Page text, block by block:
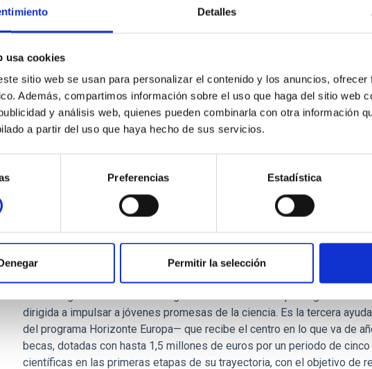
Detalles
usa cookies
sitio web se usan para personalizar el contenido y los anuncios,
Además, compartimos información sobre el uso que haga del sitio web
y análisis web, quienes pueden combinarla con otra información
a partir del uso que haya hecho de sus servicios.
Preferencias Estadística
Permitir la selección
El hallazgo, realizado en una colaboración entre el Grupo de Sistema
rotación del cometa 3I/ATLAS El Two-meter Twin Telescope (TTT) ha
primera detección de un chorro de gas y polvo (o jet ) y su modulación
3I/ATLAS. El estudio, publicado en la revista Astronomy &
localizada de un núcleo interestelar, ofreciendo una visión única sobre
Fecha de publicación
El IAC logra la tercera beca ERC del Consejo
primeras estrellas del Universo
El investigador del IAC David Aguado ha obtenido una prestigiosa
dirigida a impulsar a jóvenes promesas de la ciencia. Es la tercera
del programa Horizonte Europa— que recibe el centro en lo que va de
becas, dotadas con hasta 1,5 millones de euros por un periodo de
científicas en las primeras etapas de su trayectoria, con el objetivo de